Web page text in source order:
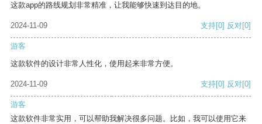
这款app的路线规划非常精准，让我能够快速到达目的地。
2024-11-09 支持[0] 反对[0]
游客
这款软件的设计非常人性化，使用起来非常方便。
2024-11-09 支持[0] 反对[0]
游客
这款软件非常实用，可以帮助我解决很多问题。比如，我可以使用它来